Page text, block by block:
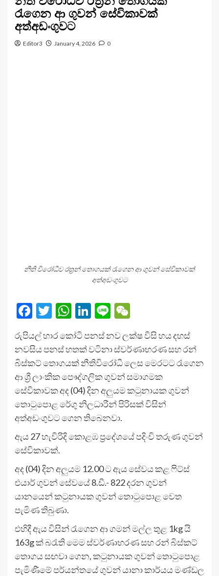
රැගෙන ආ ගුවන් සේවිකාවක්
අත්අඩංගුවට
Editor3 January 4, 2026 0
නීති විරෝධීව රත්‍රන් තොගයක් රැගෙන ආ ගුවන් සේවිකාවක්
අත්අඩංගුවට
Facebook
Twitter
WhatsApp
LinkedIn
Line
රුපියල් හාර කෝටි පනස් නව ලක්ෂ විසි හය දහස්
නවසිය පනස් හතක් වටිනා ස්වර්ණාභරණ සහ රන්
බිස්කට් තොගයක් නීතිවිරෝධී ලෙස මෙරටට රැගෙන
ආ ශ්‍රී ලාංකික පෞද්ගලික ගුවන් සමාගමක
සේවිකාවක අද (04) දින අලුයම කටුනායක ගුවන්
තොටුපොළ රේගු නිලධාරීන් පිරිසක් විසින්
අත්අඩංගුවට ගෙන තිබෙනවා.
ඇය 27 හැවිරිදි කොළඹ ප්‍රදේශයේ පදිංචි තරුණ ගුවන්
සේවිකාවක්.
අද (04) දින අලුයම 12.00 ට ඇය සේවය කළ ෆිට්ස්
එයාර් ගුවන් සේවයේ 8.ඩී.- 822 දරන ගුවන්
යානයෙන් කටුනායක ගුවන් තොටුපොළ වෙත
පැමිණ තිබුණා.
එහිදී ඇය විසින් රැගෙන ආ ගමන් මල්ල තුළ 1kg යි
163g ක් බරැති මෙම ස්වර්ණාභරණ සහ රන් බිස්කට්
තොගය සඟවා ගෙන, කටුනායක ගුවන් තොටුපොළ
පැමිණීමේ පර්යන්තයේ ගුවන් යානා කාර්යය මණ්ඩල